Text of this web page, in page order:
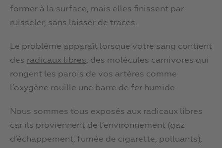
former à la surface, mais elles finissent par
ruisseler, sans laisser de traces.
Le problème apparaît lorsque votre sang contient
des radicaux libres, des molécules carnivores qui
rongent les parois de vos artères comme
l’oxygène rouille une barre de fer humide.
Nous sommes tous exposés aux radicaux libres
car ils proviennent de l’environnement (gaz
d’échappement, fumée de cigarette, polluants),